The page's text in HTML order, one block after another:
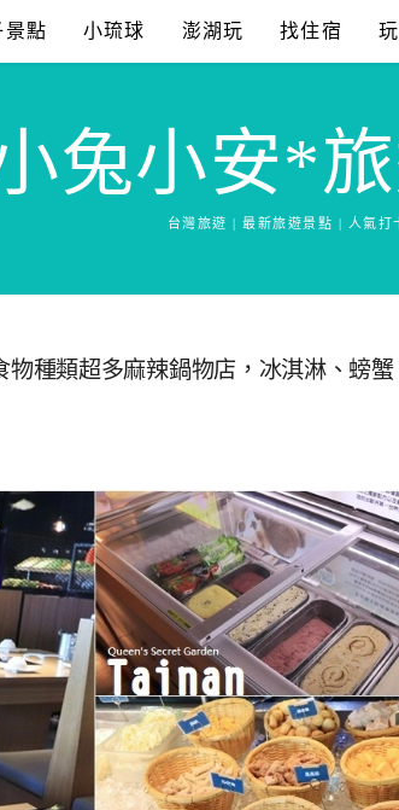
景點 小琉球 澎湖玩 找住宿
兔小安*
台灣旅遊 | 最新旅遊景點 | 人氣打
種類超多麻辣鍋物店，冰淇淋、螃蟹